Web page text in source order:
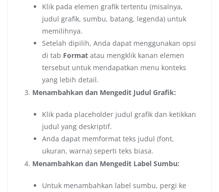
Klik pada elemen grafik tertentu (misalnya,
judul grafik, sumbu, batang, legenda) untuk
memilihnya.
Setelah dipilih, Anda dapat menggunakan opsi
di tab Format atau mengklik kanan elemen
tersebut untuk mendapatkan menu konteks
yang lebih detail.
Menambahkan dan Mengedit Judul Grafik:
Klik pada placeholder judul grafik dan ketikkan
judul yang deskriptif.
Anda dapat memformat teks judul (font,
ukuran, warna) seperti teks biasa.
Menambahkan dan Mengedit Label Sumbu:
Untuk menambahkan label sumbu, pergi ke